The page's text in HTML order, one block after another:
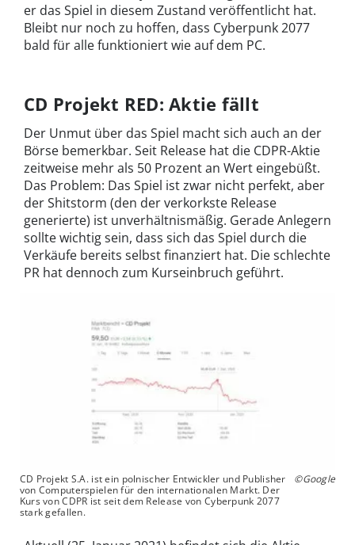
er das Spiel in diesem Zustand veröffentlicht hat.
Bleibt nur noch zu hoffen, dass Cyberpunk 2077
bald für alle funktioniert wie auf dem PC.
CD Projekt RED: Aktie fällt
Der Unmut über das Spiel macht sich auch an der
Börse bemerkbar. Seit Release hat die CDPR-Aktie
zeitweise mehr als 50 Prozent an Wert eingebüßt.
Das Problem: Das Spiel ist zwar nicht perfekt, aber
der Shitstorm (den der verkorkste Release
generierte) ist unverhältnismäßig. Gerade Anlegern
sollte wichtig sein, dass sich das Spiel durch die
Verkäufe bereits selbst finanziert hat. Die schlechte
PR hat dennoch zum Kurseinbruch geführt.
CD Projekt S.A. ist ein polnischer Entwickler und Publisher
von Computerspielen für den internationalen Markt. Der
Kurs von CDPR ist seit dem Release von Cyberpunk 2077
stark gefallen.
©Google